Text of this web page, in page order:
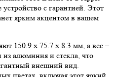
с гарантией. Этот
ярким акцентом в вашем
150.9 x 75.7 x 8.3 мм, а вес –
алюминия и стекла, что
внешний вид.